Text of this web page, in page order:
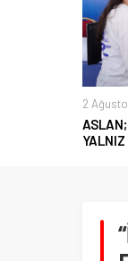
2
YALNIZ